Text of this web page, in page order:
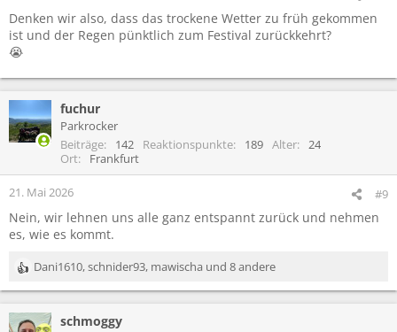
Denken wir also, dass das trockene Wetter zu früh gekommen
ist und der Regen pünktlich zum Festival zurückkehrt?
😭
fuchur
Parkrocker
Beiträge
142 Reaktionspunkte 189 Alter
24
Ort
Frankfurt
21. Mai 2026 #9
Nein, wir lehnen uns alle ganz entspannt zurück und nehmen
es, wie es kommt.
R
e
k
Dani1610,schnider93, mawischa und 8 andere
schmoggy